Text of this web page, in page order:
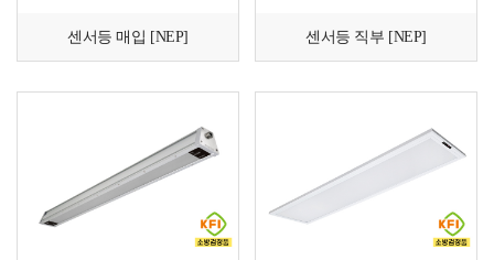
센서등 매입 [NEP] 센서등 직부 [NEP]